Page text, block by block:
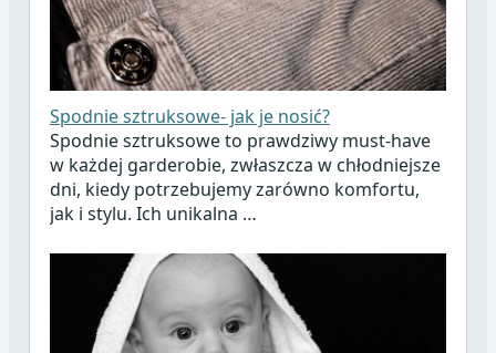
Spodnie sztruksowe- jak je nosić?
Spodnie sztruksowe to prawdziwy must-have
w każdej garderobie, zwłaszcza w chłodniejsze
dni, kiedy potrzebujemy zarówno komfortu,
jak i stylu. Ich unikalna …